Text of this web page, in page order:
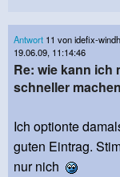
Antwort 11 von idefix-
19.06.09, 11:14:46
Re: wie kann ich
schneller
Ich optionte
guten Eintrag.
nur nich